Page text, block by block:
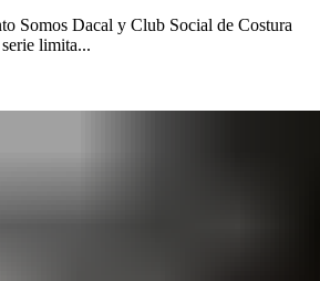
Somos Dacal y Club Social de Costura
limita...